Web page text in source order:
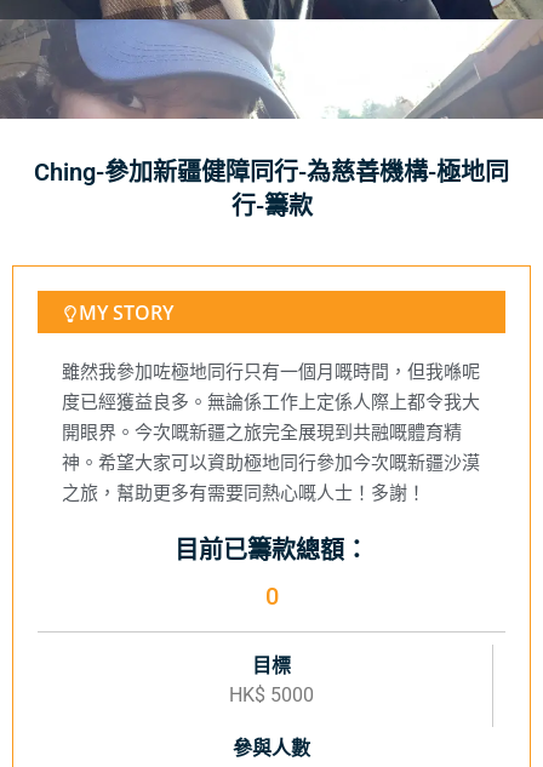
Ching-參加新疆健障同行-為慈善機構-極地同
行-籌款
MY STORY
雖然我參加咗極地同行只有一個月嘅時間，但我喺呢
度已經獲益良多。無論係工作上定係人際上都令我大
開眼界。今次嘅新疆之旅完全展現到共融嘅體育精
神。希望大家可以資助極地同行參加今次嘅新疆沙漠
之旅，幫助更多有需要同熱心嘅人士！多謝！
目前已籌款總額：
0
目標
HK$ 5000
參與人數